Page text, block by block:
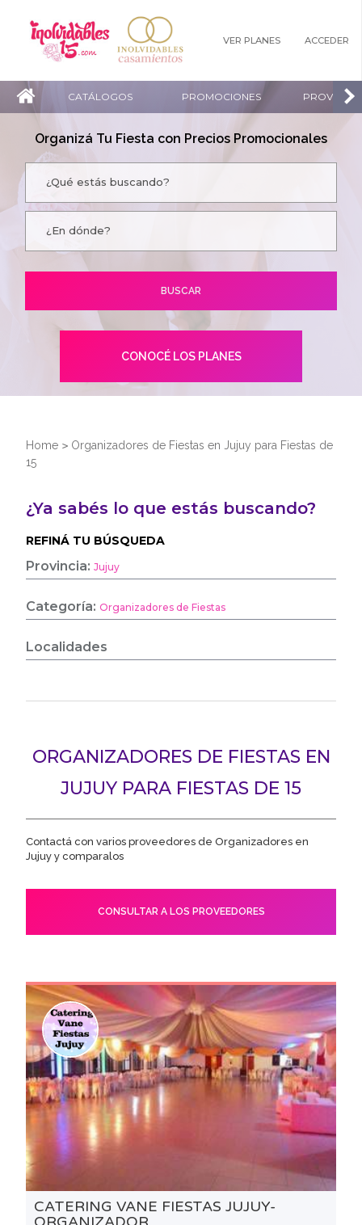
VER PLANES ACCEDER
CATÁLOGOS PROMOCIONES
Organizá Tu Fiesta con Precios Promocionales
CONOCÉ LOS PLANES
Home > Organizadores de Fiestas en Jujuy para Fiestas de
15
¿Ya sabés lo que estás buscando?
REFINÁ TU BÚSQUEDA
Provincia:Jujuy
Categoría:Organizadores de Fiestas
Localidades
ORGANIZADORES DE FIESTAS EN
JUJUY PARA FIESTAS DE 15
Contactá con varios proveedores de Organizadores en
Jujuy y comparalos
CONSULTAR A LOS PROVEEDORES
CATERING VANE FIESTAS JUJUY-